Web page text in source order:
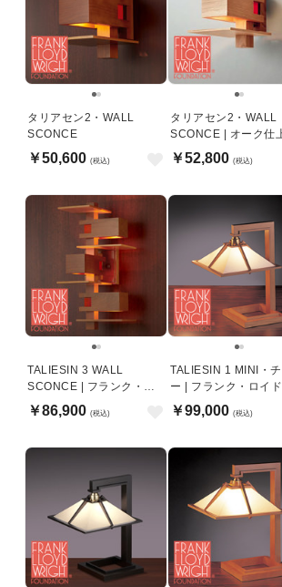
タリアセン2・WALL
SCONCE
￥50,600 (税込)
タリアセン2・WALL
SCONCE | オーク仕
￥52,800 (税込)
TALIESIN 3 WALL
SCONCE | フランク・ロ
イド・ライト
￥86,900 (税込)
TALIESIN 1 MINI・チ
ー | フランク・ロイド
イト
￥99,000 (税込)